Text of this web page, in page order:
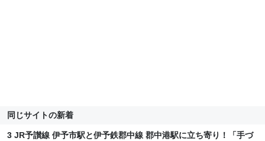
同じサイトの新着
3 JR予讃線 伊予市駅と伊予鉄郡中線 郡中港駅に立ち寄り！「手づ